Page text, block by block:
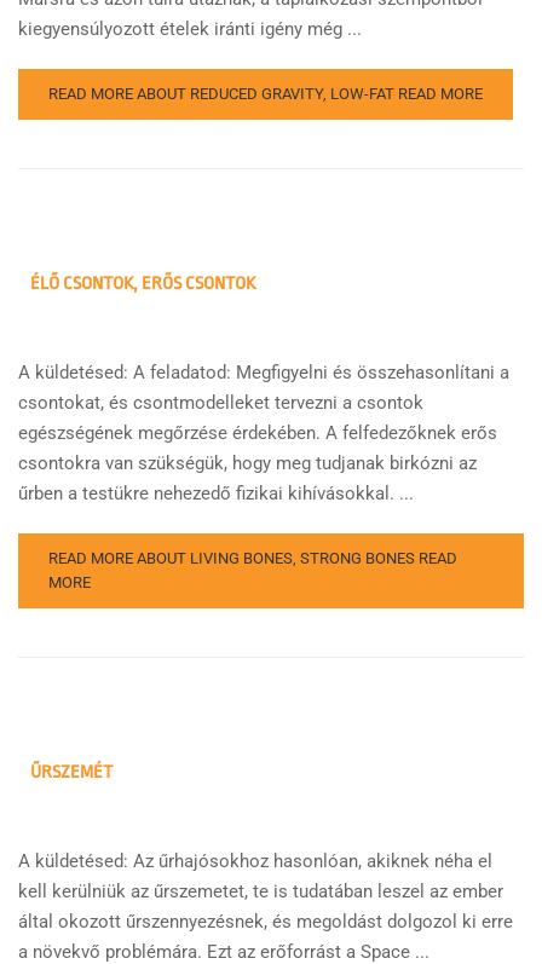
kiegyensúlyozott ételek iránti igény még ...
READ MORE ABOUT REDUCED GRAVITY, LOW-FAT READ MORE
ÉLŐ CSONTOK, ERŐS CSONTOK
A küldetésed: A feladatod: Megfigyelni és összehasonlítani a
csontokat, és csontmodelleket tervezni a csontok
egészségének megőrzése érdekében. A felfedezőknek erős
csontokra van szükségük, hogy meg tudjanak birkózni az
űrben a testükre nehezedő fizikai kihívásokkal. ...
READ MORE ABOUT LIVING BONES, STRONG BONES READ
MORE
ŰRSZEMÉT
A küldetésed: Az űrhajósokhoz hasonlóan, akiknek néha el
kell kerülniük az űrszemetet, te is tudatában leszel az ember
által okozott űrszennyezésnek, és megoldást dolgozol ki erre
a növekvő problémára. Ezt az erőforrást a Space ...